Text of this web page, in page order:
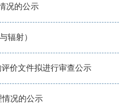
况的公示
辐射）
价文件拟进行审查公示
情况的公示